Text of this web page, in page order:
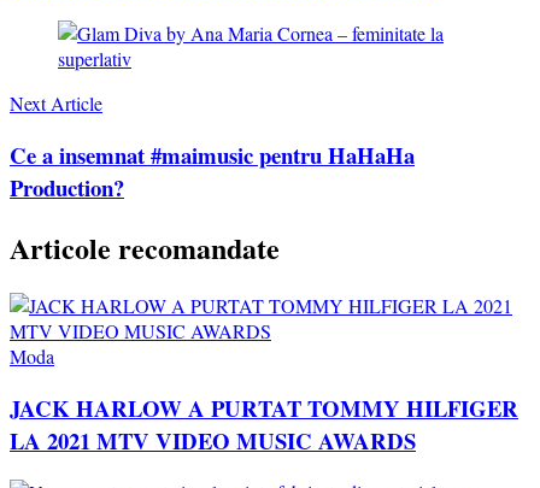
Next Article
Ce a insemnat #maimusic pentru HaHaHa
Production?
Articole recomandate
Moda
JACK HARLOW A PURTAT TOMMY HILFIGER
LA 2021 MTV VIDEO MUSIC AWARDS